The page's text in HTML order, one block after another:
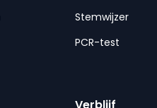
Stemwijzer
PCR-test